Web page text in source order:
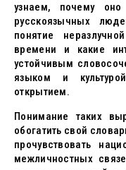
узнаем, почему
русскоязычных
понятие
времени и какие
устойчивым
языком и
открытием.
Понимание таких
обогатить свой
прочувствовать
межличностных